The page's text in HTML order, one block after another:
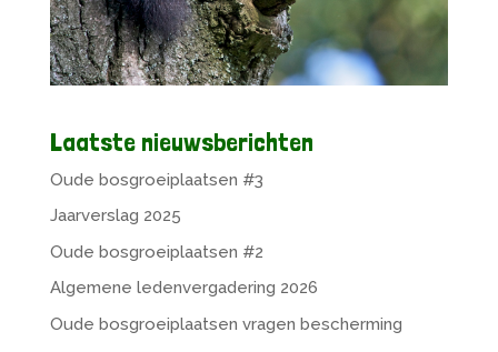
Laatste nieuwsberichten
Oude bosgroeiplaatsen #3
Jaarverslag 2025
Oude bosgroeiplaatsen #2
Algemene ledenvergadering 2026
Oude bosgroeiplaatsen vragen bescherming